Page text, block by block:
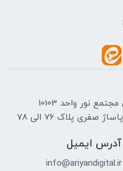
گرافیکی
نور واحد 10103
آدرس ایمیل
info@ariyandigital.ir